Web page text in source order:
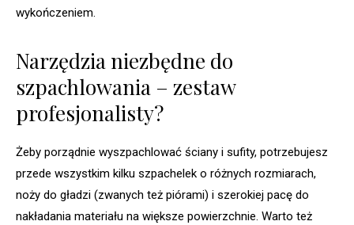
wykończeniem.
Narzędzia niezbędne do
szpachlowania – zestaw
profesjonalisty?
Żeby porządnie wyszpachlować ściany i sufity, potrzebujesz
przede wszystkim kilku szpachelek o różnych rozmiarach,
noży do gładzi (zwanych też piórami) i szerokiej pacę do
nakładania materiału na większe powierzchnie. Warto też